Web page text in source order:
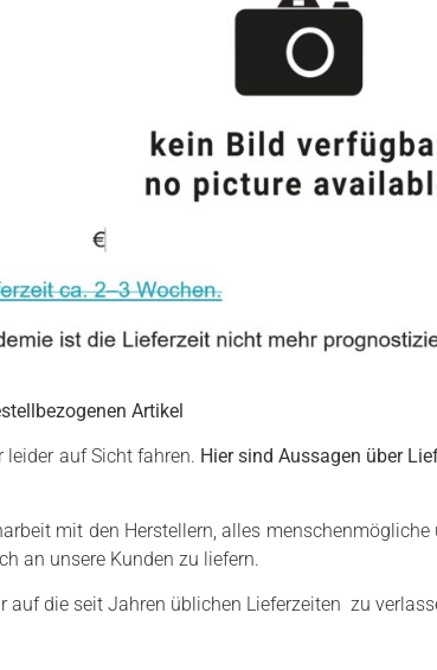
Artikel
leider auf Sicht fahren. Hier sind Aussagen über
mit den Herstellern, alles
an unsere Kunden zu liefern.
auf die seit Jahren üblichen Lieferzeiten zu